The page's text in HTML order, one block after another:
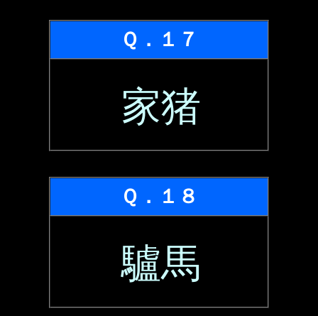
Ｑ．１７
家猪
Ｑ．１８
驢馬